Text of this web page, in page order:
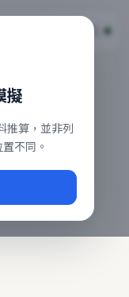
蓋自強、普悠瑪、
時動態
擬
推算，並非列
不同。